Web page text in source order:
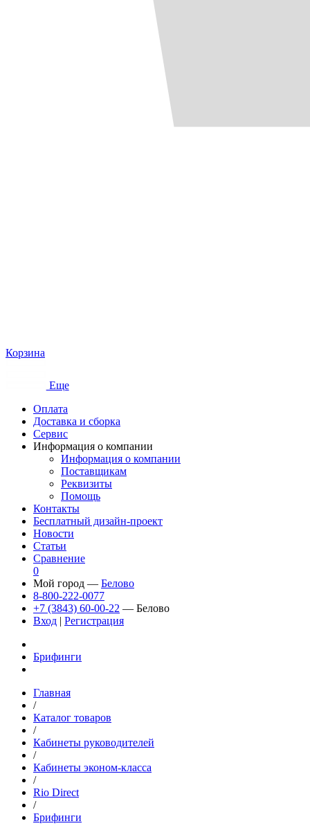
Корзина
Еще
Оплата
Доставка и сборка
Сервис
Информация о компании
Информация о компании
Поставщикам
Реквизиты
Помощь
Контакты
Бесплатный дизайн-проект
Новости
Статьи
Сравнение
0
Мой город — Белово
8-800-222-0077
+7 (3843) 60-00-22 — Белово
Вход | Регистрация
Брифинги
Главная
/
Каталог товаров
/
Кабинеты руководителей
/
Кабинеты эконом-класса
/
Rio Direct
/
Брифинги